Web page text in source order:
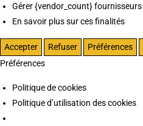
Gérer {vendor_count} fournisseurs
En savoir plus sur ces finalités
Accepter Refuser Préférences
Préférences
Politique de cookies
Politique d’utilisation des cookies